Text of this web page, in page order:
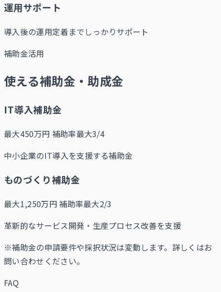
運用サポート
導入後の運用定着までしっかりサポート
補助金活用
使える補助金・助成金
IT導入補助金
最大450万円 補助率最大3/4
中小企業のIT導入を支援する補助金
ものづくり補助金
最大1,250万円 補助率最大2/3
革新的なサービス開発・生産プロセス改善を支援
※補助金の申請要件や採択状況は変動します。詳しくはお
問い合わせください。
FAQ